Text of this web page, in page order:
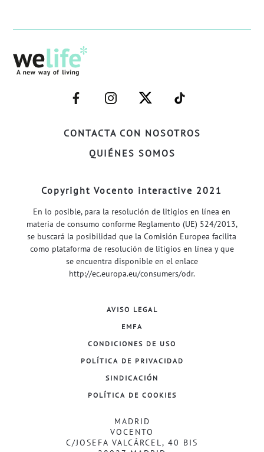
CONTACTA CON NOSOTROS
QUIÉNES SOMOS
–
FACEBOOK–
–
INSTAGRAM–
–
TWITTER–
–
WELIFE–
Copyright Vocento interactive 2021
En lo posible, para la resolución de litigios en línea en
materia de consumo conforme Reglamento (UE) 524/2013,
se buscará la posibilidad que la Comisión Europea facilita
como plataforma de resolución de litigios en línea y que
se encuentra disponible en el enlace
http://ec.europa.eu/consumers/odr.
AVISO LEGAL
EMFA
CONDICIONES DE USO
POLÍTICA DE PRIVACIDAD
SINDICACIÓN
POLÍTICA DE COOKIES
MADRID
VOCENTO
C/JOSEFA VALCÁRCEL, 40 BIS